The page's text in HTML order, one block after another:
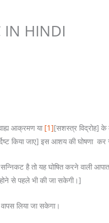
IN HINDI
आक्रमण या [1][सशस्त्र विद्रोह] के
किया जाए] इस आशय की घोषणा
है तो यह घोषित करने वाली
से पहले भी की जा सकेगी।]
लिया जा सकेगा।